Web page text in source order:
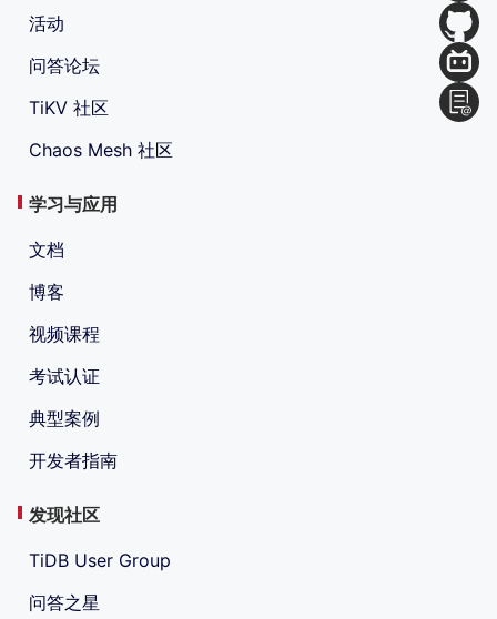
活动
问答论坛
TiKV 社区
Chaos Mesh 社区
学习与应用
文档
博客
视频课程
考试认证
典型案例
开发者指南
发现社区
TiDB User Group
问答之星